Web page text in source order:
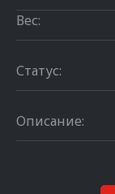
Вес:
Статус:
Описание: